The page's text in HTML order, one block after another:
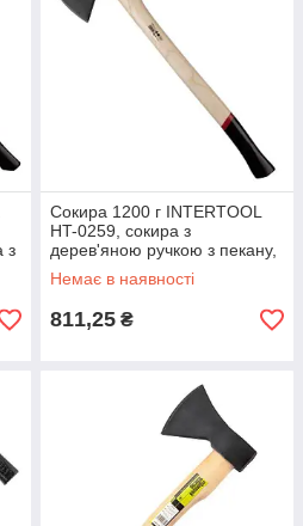
з
Сокира 1200 г INTERTOOL
HT-0259, сокира з
дерев'яною ручкою з пекану,
сокира з твердістю леза 48-
57 HRC riven
Немає в наявності
811,25 ₴